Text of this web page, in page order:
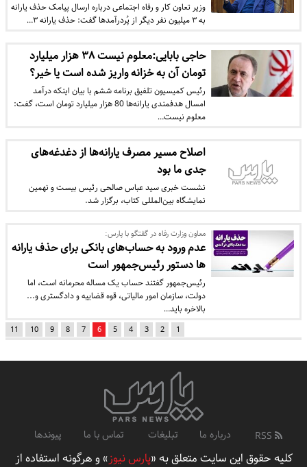
وزیر تعاون کار و رفاه اجتماعی درباره ارسال پیامک حذف یارانه
به ۳ میلیون نفر دیگر از پُردرآمدها گفت: حذف یارانه ۳…
حاجی بابایی:معلوم نیست ۳۸ هزار میلیارد
تومان آن به خزانه واریز شده است یا خیر؟
رئیس کمیسیون تلفیق برنامه ششم با بیان اینکه درآمد
امسال هدفمندی یارانه‌ها 80 هزار میلیارد تومان است،‌ گفت:
معلوم نیست…
اصلاح مسیر مصرف یارانه‌ها از دغدغه‌‌های
جدی ما بود
نشست خبری سید عباس صالحی رئیس بیست و نهمین
نمایشگاه بین‌المللی کتاب، برگزار شد.
معاون وزارت رفاه در گفتگو با پارس:
عدم ورود به حساب‌های بانکی برای حذف یارانه
ها دستور رئیس‌جمهور است
رئیس‌جمهور گفتند حساب یک مساله محرمانه است، اما
دولت، سازمان امور مالیاتی، قوه قضاییه و دادگستری و...
بالاخره باید…
1
2
3
4
5
6
7
8
9
10
11
درباره ما تبلیغات تماس با ما پیوندها
کلیه حقوق این سایت متعلق به «پارس نیوز» و هرگونه استفاده از